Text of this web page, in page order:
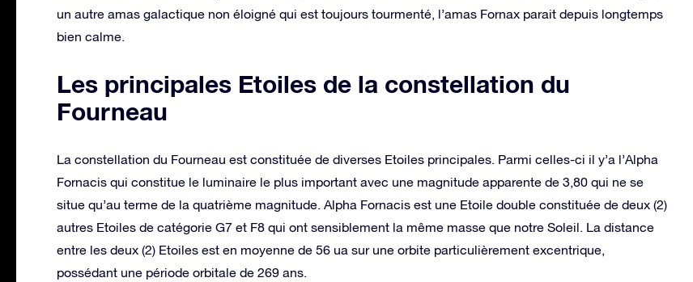
un autre amas galactique non éloigné qui est toujours tourmenté, l’amas Fornax parait depuis longtemps
bien calme.
Les principales Etoiles de la constellation du
Fourneau
La constellation du Fourneau est constituée de diverses Etoiles principales. Parmi celles-ci il y’a l’Alpha
Fornacis qui constitue le luminaire le plus important avec une magnitude apparente de 3,80 qui ne se
situe qu’au terme de la quatrième magnitude. Alpha Fornacis est une Etoile double constituée de deux (2)
autres Etoiles de catégorie G7 et F8 qui ont sensiblement la même masse que notre Soleil. La distance
entre les deux (2) Etoiles est en moyenne de 56 ua sur une orbite particulièrement excentrique,
possédant une période orbitale de 269 ans.